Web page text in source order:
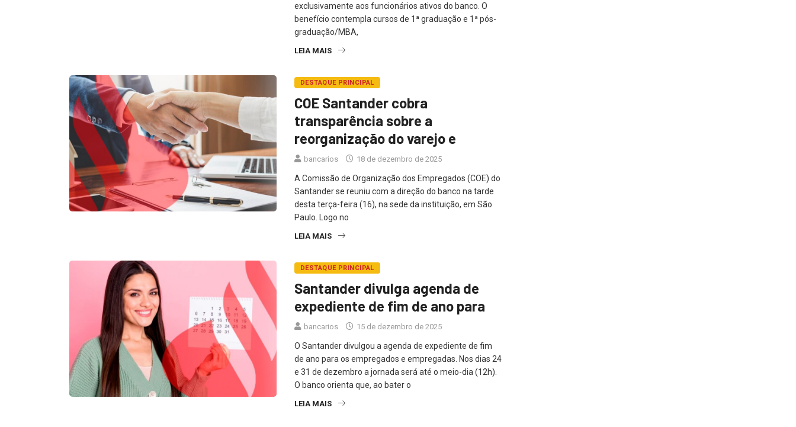
exclusivamente aos funcionários ativos do banco. O
benefício contempla cursos de 1ª graduação e 1ª pós-
graduação/MBA,
LEIA MAIS
DESTAQUE PRINCIPAL
COE Santander cobra
transparência sobre a
reorganização do varejo e
bancarios 18 de dezembro de 2025
A Comissão de Organização dos Empregados (COE) do
Santander se reuniu com a direção do banco na tarde
desta terça-feira (16), na sede da instituição, em São
Paulo. Logo no
LEIA MAIS
DESTAQUE PRINCIPAL
Santander divulga agenda de
expediente de fim de ano para
bancarios 15 de dezembro de 2025
O Santander divulgou a agenda de expediente de fim
de ano para os empregados e empregadas. Nos dias 24
e 31 de dezembro a jornada será até o meio-dia (12h).
O banco orienta que, ao bater o
LEIA MAIS